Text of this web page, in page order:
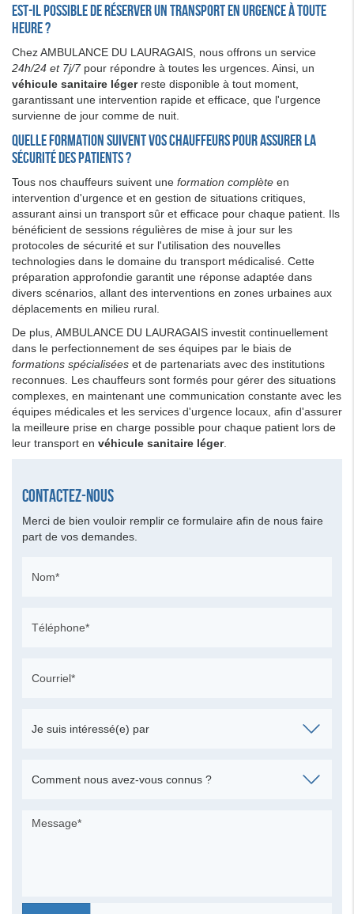
Est-il possible de réserver un transport en urgence à toute
heure ?
Chez AMBULANCE DU LAURAGAIS, nous offrons un service
24h/24 et 7j/7pour répondre à toutes les urgences. Ainsi, un
véhicule sanitaire légerreste disponible à tout moment,
garantissant une intervention rapide et efficace, que l'urgence
survienne de jour comme de nuit.
Quelle formation suivent vos chauffeurs pour assurer la
sécurité des patients ?
Tous nos chauffeurs suivent une formation complète en
intervention d'urgence et en gestion de situations critiques,
assurant ainsi un transport sûr et efficace pour chaque patient. Ils
bénéficient de sessions régulières de mise à jour sur les
protocoles de sécurité et sur l'utilisation des nouvelles
technologies dans le domaine du transport médicalisé. Cette
préparation approfondie garantit une réponse adaptée dans
divers scénarios, allant des interventions en zones urbaines aux
déplacements en milieu rural.
De plus, AMBULANCE DU LAURAGAIS investit continuellement
dans le perfectionnement de ses équipes par le biais de
formations spécialisées et de partenariats avec des institutions
reconnues. Les chauffeurs sont formés pour gérer des situations
complexes, en maintenant une communication constante avec les
équipes médicales et les services d'urgence locaux, afin d'assurer
la meilleure prise en charge possible pour chaque patient lors de
leur transport en véhicule sanitaire léger.
Contactez-nous
Merci de bien vouloir remplir ce formulaire afin de nous faire
part de vos demandes.